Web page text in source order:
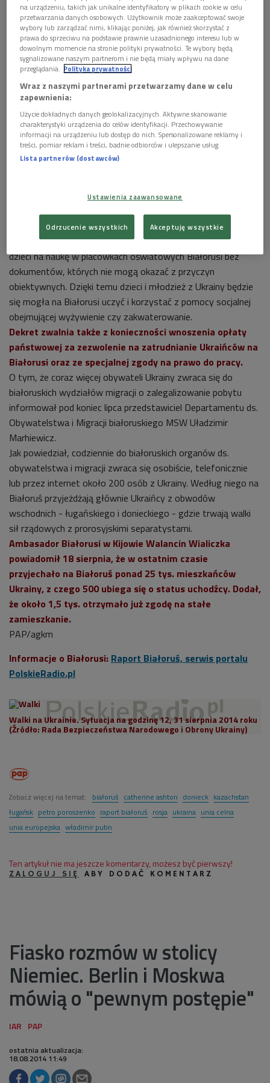
którzy czasowo przebywają na terytorium Białorusi,
został podpisany przez Alaksandra Łukaszenkę -
poinformowało biuro prasowe szefa państwa białoruskiego.
Dekret "O przebywaniu obywateli Ukrainy w Republice
Białoruś" upraszcza m.in. procedurę przyznawania
państwowych zasiłków obywatelom Ukrainy, a także
pozwala czasowo przebywającym w Białorusi młodym
obywatelom Ukrainy uzyskać prawo do edukacji
przedszkolnej, ogólnej średniej i specjalnej na równi z
niepełnoletnimi obywatelami Białorusi.
Dokument został przyjęty w związku ze wzrostem liczby
donieckiego obywateli Ukrainy, których status prawny w
sferze zawodowej i socjalnej wymaga uregulowania - podała
agencja BiełTA.
Zgodnie z dekretem Ukraińcy będą mogli zapisywać swe
dzieci na naukę w placówkach oświatowych Białorusi bez
dokumentów, których nie mogą okazać z przyczyn
obiektywnych. Dzięki temu dzieci i młodzież z Ukrainy będzie
się mogła na Białorusi uczyć i korzystać z pomocy socjalnej
obejmującej wyżywienie czy zakwaterowanie.
Dekret zwalnia także z konieczności wnoszenia opłaty
państwowej za zezwolenie na zatrudnianie Ukraińców na
Białorusi oraz ze specjalnej zgody na prawo do pracy.
O tym, że coraz więcej obywateli Ukrainy zwraca się do
białoruskich wydziałów migracji o zalegalizowanie pobytu
informował pod koniec lipca przedstawiciel Departamentu ds.
Obywatelstwa i Migracji białoruskiego MSW Uładzimir
Marhiewicz.
Jak powiedział, codziennie do białoruskich organów ds.
obywatelstwa i migracji zwraca się osobiście, telefonicznie
lub przez internet około 200 osób z Ukrainy. Według niego na
Białoruś przyjeżdżają głównie Ukraińcy z obwodów
wschodnich - ługańskiego i donieckiego - gdzie trwają walki
sił rządowych z prorosyjskimi separatystami.
Ambasador Białorusi w Kijowie Walancin Wialiczka
powiadomił 18 sierpnia, że w ostatnim czasie
przyjechało na Białoruś ponad 25 tys. mieszkańców
Ukrainy, z czego 500 ubiega się o status uchodźcy. Dodał,
że około 1,5 tys. otrzymało już zgodę na stałe
zamieszkanie.
PAP/agkm
Informacje o Białorusi: Raport Białoruś, serwis portalu
PolskieRadio.pl
Walki na Ukrainie. Sytuacja na godzinę 12, 31 sierpnia 2014 roku
(Źródło: Rada Bezpieczeństwa Narodowego i Obrony Ukrainy)
Zobacz więcej na temat: białoruś catherine ashton donieck kazachstan
ługańsk petro poroszenko raport białoruś rosja ukraina unia celna
unia europejska władimir putin
Ten artykuł nie ma jeszcze komentarzy, możesz być pierwszy!
ZALOGUJ SIĘ ABY DODAĆ KOMENTARZ
Fiasko rozmów w stolicy
Niemiec. Berlin i Moskwa
mówią o "pewnym postępie"
ostatnia aktualizacja:
18.08.2014 11:49
na urządzeniu, takich jak unikalne identyfikatory w plikach cookie w celu
przetwarzania danych osobowych. Użytkownik może zaakceptować swoje
wybory lub zarządzać nimi, klikając poniżej, jak również skorzystać z
prawa do sprzeciwu na podstawie prawnie uzasadnionego interesu lub w
dowolnym momencie na stronie polityki prywatności. Te wybory będą
sygnalizowane naszym partnerom i nie będą miały wpływu na dane
przeglądania. Polityka prywatności
Wraz z naszymi partnerami przetwarzamy dane w celu
zapewnienia:
Użycie dokładnych danych geolokalizacyjnych. Aktywne skanowanie
charakterystyki urządzenia do celów identyfikacji. Przechowywanie
informacji na urządzeniu lub dostęp do nich. Spersonalizowane reklamy i
treści, pomiar reklam i treści, badnie odbiorców i ulepszanie usług.
Lista partnerów (dostawców)
Ustawienia zaawansowane
Odrzucenie wszystkich Akceptuję wszystkie